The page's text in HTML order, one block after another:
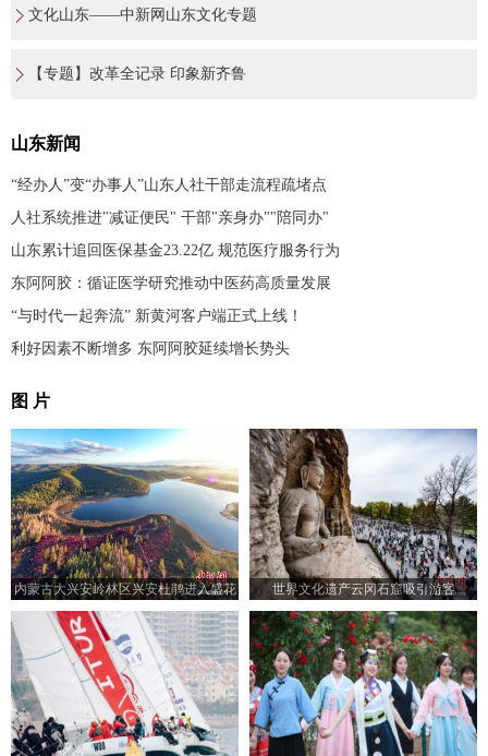
文化山东——中新网山东文化专题
【专题】改革全记录 印象新齐鲁
山东新闻
“经办人”变“办事人”山东人社干部走流程疏堵点
人社系统推进"减证便民" 干部"亲身办""陪同办"
山东累计追回医保基金23.22亿 规范医疗服务行为
东阿阿胶：循证医学研究推动中医药高质量发展
“与时代一起奔流” 新黄河客户端正式上线！
利好因素不断增多 东阿阿胶延续增长势头
图 片
内蒙古大兴安岭林区兴安杜鹃进入盛花
期
世界文化遗产云冈石窟吸引游客